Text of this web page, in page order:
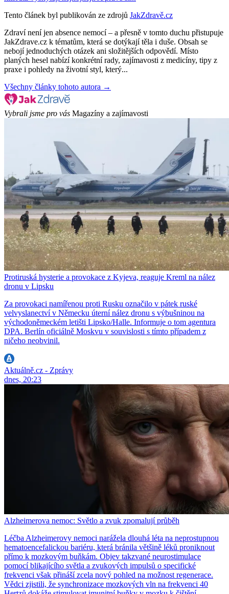
Tento článek byl publikován ze zdrojů JakZdravě.cz
Zdraví není jen absence nemocí – a přesně v tomto duchu přistupuje
JakZdrave.cz k tématům, která se dotýkají těla i duše. Obsah se
nebojí jednoduchých otázek ani složitějších odpovědí. Místo
planých hesel nabízí konkrétní rady, zajímavosti z medicíny, tipy z
praxe i pohledy na životní styl, který...
Všechny články tohoto autora →
Vybrali jsme pro vás Magazíny a zajímavosti
Protiruská hysterie a provokace z Kyjeva, reaguje Kreml na nález
dronu v Lipsku
Za provokaci namířenou proti Rusku označilo v pátek ruské
velvyslanectví v Německu úterní nález dronu s výbušninou na
východoněmeckém letišti Lipsko/Halle. Informuje o tom agentura
DPA. Berlín oficiálně Moskvu v souvislosti s tímto případem z
ničeho neobvinil.
Aktuálně.cz - Zprávy
dnes, 20:23
Alzheimerova nemoc: Světlo a zvuk zpomalují průběh
Léčba Alzheimerovy nemoci narážela dlouhá léta na neprostupnou
hematoencefalickou bariéru, která bránila většině léků proniknout
přímo k mozkovým buňkám. Objev takzvané neurostimulace
pomocí blikajícího světla a zvukových impulsů o specifické
frekvenci však přináší zcela nový pohled na možnost regenerace.
Vědci zjistili, že synchronizace mozkových vln na frekvenci 40